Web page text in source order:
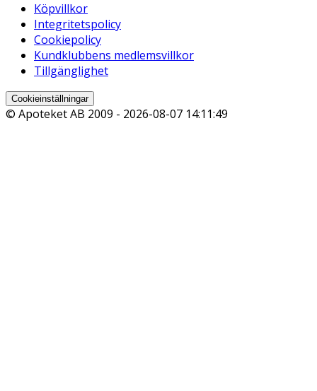
Köpvillkor
Integritetspolicy
Cookiepolicy
Kundklubbens medlemsvillkor
Tillgänglighet
Cookieinställningar
© Apoteket AB 2009 - 2026-08-07 14:11:49